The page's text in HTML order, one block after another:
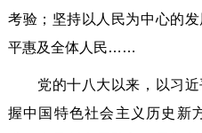
考验；坚持以人民为中心的
平惠及全体人民……
党的十八大以来，以习近
握中国特色社会主义历史新